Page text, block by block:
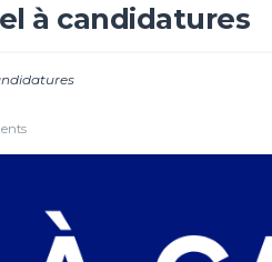
à candidatures